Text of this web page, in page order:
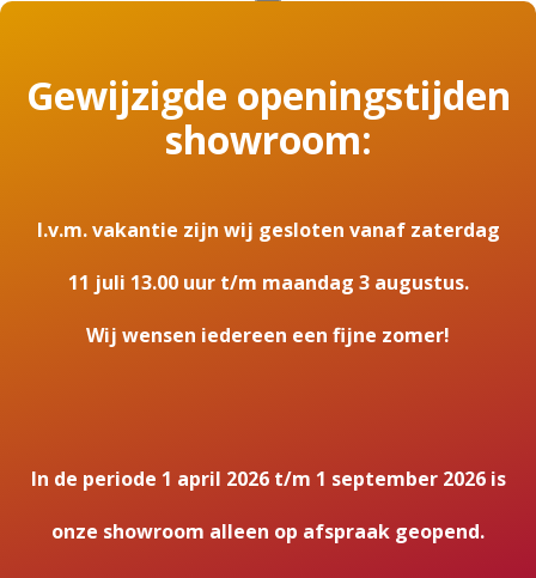
Gewijzigde openingstijden
showroom:
I.v.m. vakantie zijn wij gesloten vanaf zaterdag
11 juli 13.00 uur t/m maandag 3 augustus.
Wij wensen iedereen een fijne zomer!
In de periode 1 april 2026 t/m 1 september 2026 is
onze showroom alleen op afspraak geopend.